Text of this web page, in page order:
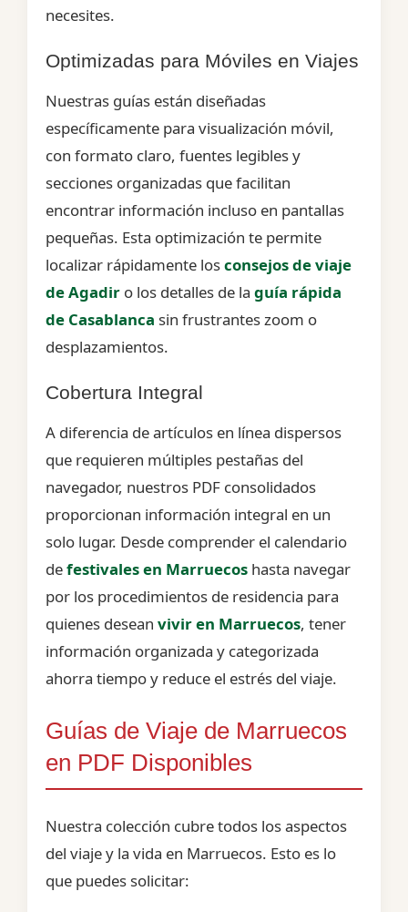
necesites.
Optimizadas para Móviles en Viajes
Nuestras guías están diseñadas
específicamente para visualización móvil,
con formato claro, fuentes legibles y
secciones organizadas que facilitan
encontrar información incluso en pantallas
pequeñas. Esta optimización te permite
localizar rápidamente losconsejos de viaje
de Agadir o los detalles de la guía rápida
de Casablanca sin frustrantes zoom o
desplazamientos.
Cobertura Integral
A diferencia de artículos en línea dispersos
que requieren múltiples pestañas del
navegador, nuestros PDF consolidados
proporcionan información integral en un
solo lugar. Desde comprender el calendario
defestivales en Marruecos hasta navegar
por los procedimientos de residencia para
quienes desean vivir en Marruecos, tener
información organizada y categorizada
ahorra tiempo y reduce el estrés del viaje.
Guías de Viaje de Marruecos
en PDF Disponibles
Nuestra colección cubre todos los aspectos
del viaje y la vida en Marruecos. Esto es lo
que puedes solicitar: